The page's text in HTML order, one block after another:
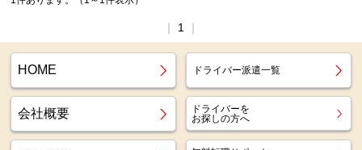
1
HOME ドライバー派遣一覧
会社概要
ドライバーを
お探しの方へ